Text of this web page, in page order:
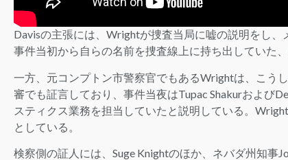
Davisの主張には、Wrightが捜査当局に嘘の説明をし
事件当初から自らの名前を捜査線上に持ち出していた
一方、元コンプトン市警察官でもあるWrightは、こう
審でも証言しており、事件当夜はTupac Shakurおよび
スティクス業務を担当していたと説明している。
としている。
検察側の証人には、Suge Knightのほか、ネバダ州知事